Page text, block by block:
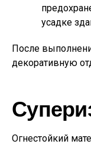
усадке
После
декоративную
Огнестойкий